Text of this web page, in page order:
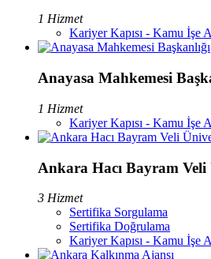
1 Hizmet
Kariyer Kapısı - Kamu İşe
Anayasa Mahkemesi
1 Hizmet
Kariyer Kapısı - Kamu İşe
Ankara Hacı Bayram Veli
3 Hizmet
Sertifika Sorgulama
Sertifika Doğrulama
Kariyer Kapısı - Kamu İşe